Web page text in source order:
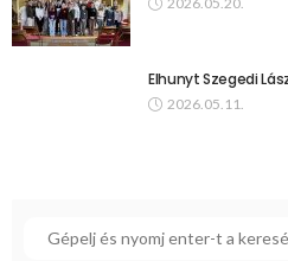
Elhunyt Szegedi
2026.05.11.